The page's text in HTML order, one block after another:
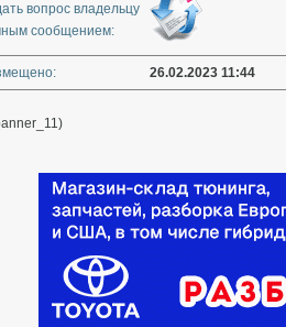
вопрос владельцу
сообщением:
26.02.2023 11:44